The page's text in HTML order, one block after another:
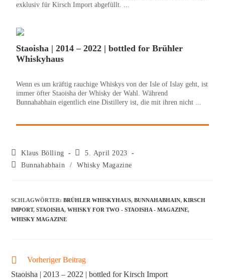
exklusiv für Kirsch Import abgefüllt. ...
Staoisha | 2014 – 2022 | bottled for Brühler
Whiskyhaus
Wenn es um kräftig rauchige Whiskys von der Isle of Islay geht, ist
immer öfter Staoisha der Whisky der Wahl. Während
Bunnahabhain eigentlich eine Distillery ist, die mit ihren nicht ...
Klaus Bölling
5. April 2023
Bunnahabhain
/ Whisky Magazine
SCHLAGWÖRTER:BRÜHLER WHISKYHAUS, BUNNAHABHAIN, KIRSCH
IMPORT, STAOISHA, WHISKY FOR TWO - STAOISHA - MAGAZINE,
WHISKY MAGAZINE
Vorheriger Beitrag
Staoisha | 2013 – 2022 | bottled for Kirsch Import